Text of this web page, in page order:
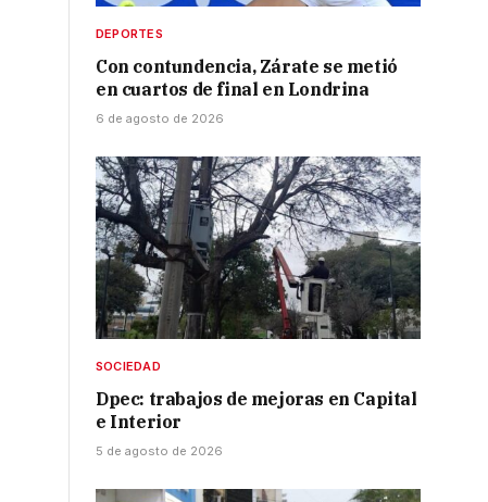
DEPORTES
Con contundencia, Zárate se metió
en cuartos de final en Londrina
6 de agosto de 2026
SOCIEDAD
Dpec: trabajos de mejoras en Capital
e Interior
5 de agosto de 2026